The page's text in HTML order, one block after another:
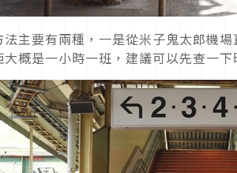
主要有兩種，一是從米子鬼太郎機
概是一小時一班，建議可以先查一下